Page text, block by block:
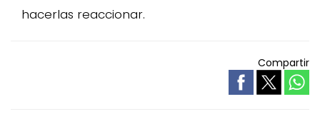
hacerlas reaccionar.
Compartir